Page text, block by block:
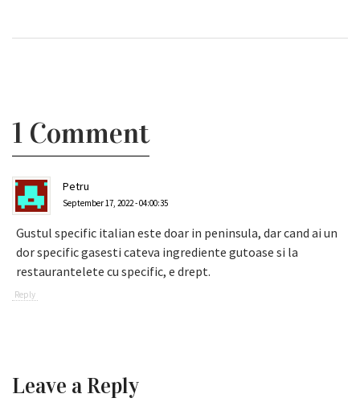
1 Comment
Petru
September 17, 2022 - 04:00:35
Gustul specific italian este doar in peninsula, dar cand ai un
dor specific gasesti cateva ingrediente gutoase si la
restaurantelete cu specific, e drept.
Reply
Leave a Reply